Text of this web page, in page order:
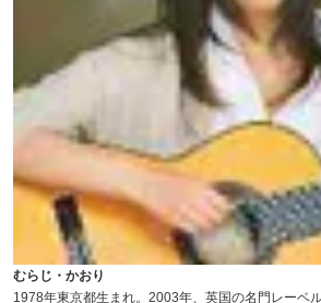
むらじ・かおり
1978年東京都生まれ。2003年、英国の名門レーベ